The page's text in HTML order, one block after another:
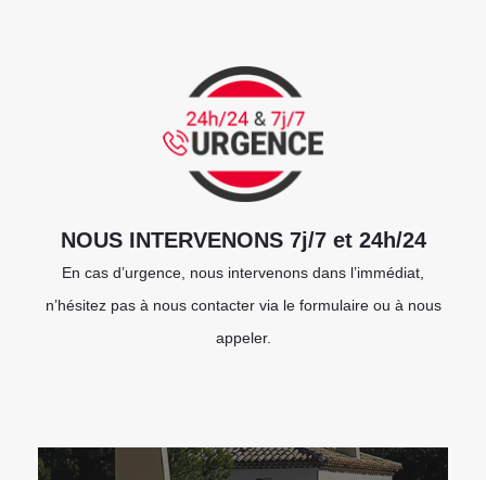
NOUS INTERVENONS 7j/7 et 24h/24
En cas d’urgence, nous intervenons dans l’immédiat,
n’hésitez pas à nous contacter via le formulaire ou à nous
appeler.